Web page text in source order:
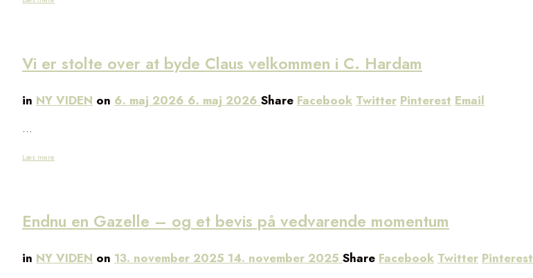
Vi er stolte over at byde Claus velkommen i C. Hardam
in NY VIDEN on 6. maj 2026 6. maj 2026 Share Facebook Twitter Pinterest Email
…
Læs mere
Endnu en Gazelle – og et bevis på vedvarende momentum
in NY VIDEN on 13. november 2025 14. november 2025 Share Facebook Twitter Pinterest